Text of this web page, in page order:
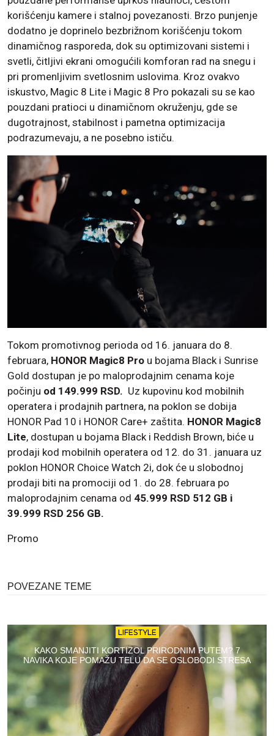
korišćenju kamere i stalnoj povezanosti. Brzo punjenje
dodatno je doprinelo bezbrižnom korišćenju tokom
dinamičnog rasporeda, dok su optimizovani sistemi i
svetli, čitljivi ekrani omogućili komforan rad na snegu i
pri promenljivim svetlosnim uslovima. Kroz ovakvo
iskustvo, Magic 8 Lite i Magic 8 Pro pokazali su se kao
pouzdani pratioci u dinamičnom okruženju, gde se
dugotrajnost, stabilnost i pametna optimizacija
podrazumevaju, a ne posebno ističu.
Tokom promotivnog perioda od 16. januara do 8.
februara, HONOR Magic8 Pro u bojama Black i Sunrise
Gold dostupan je po maloprodajnim cenama koje
počinju od 149.999 RSD. Uz kupovinu kod mobilnih
operatera i prodajnih partnera, na poklon se dobija
HONOR Pad 10 i HONOR Care+ zaštita. HONOR Magic8
Lite, dostupan u bojama Black i Reddish Brown, biće u
prodaji kod mobilnih operatera od 12. do 31. januara uz
poklon HONOR Choice Watch 2i, dok će u slobodnoj
prodaji biti na promociji od 1. do 28. februara po
maloprodajnim cenama od 45.999 RSD 512 GB i
39.999 RSD 256 GB.
Promo
POVEZANE TEME
LIFESTYLE
KAKO SMANJITI KORTIZOL PRIRODNIM PUTEM? 7
NAVIKA KOJE POMAŽU TELU DA SE OSLOBODI STRESA